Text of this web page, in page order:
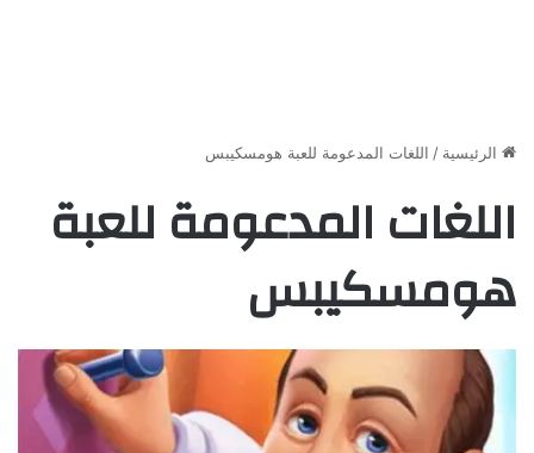
الرئيسية / اللغات المدعومة للعبة هومسكيبس
اللغات المدعومة للعبة
هومسكيبس